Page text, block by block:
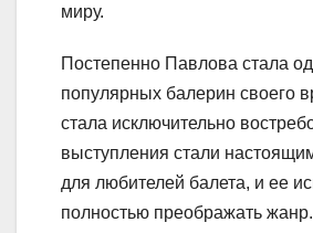
миру.
Постепенно Павлова стала
популярных балерин своего
стала исключительно
выступления стали
для любителей балета, и ее
полностью преображать жанр.